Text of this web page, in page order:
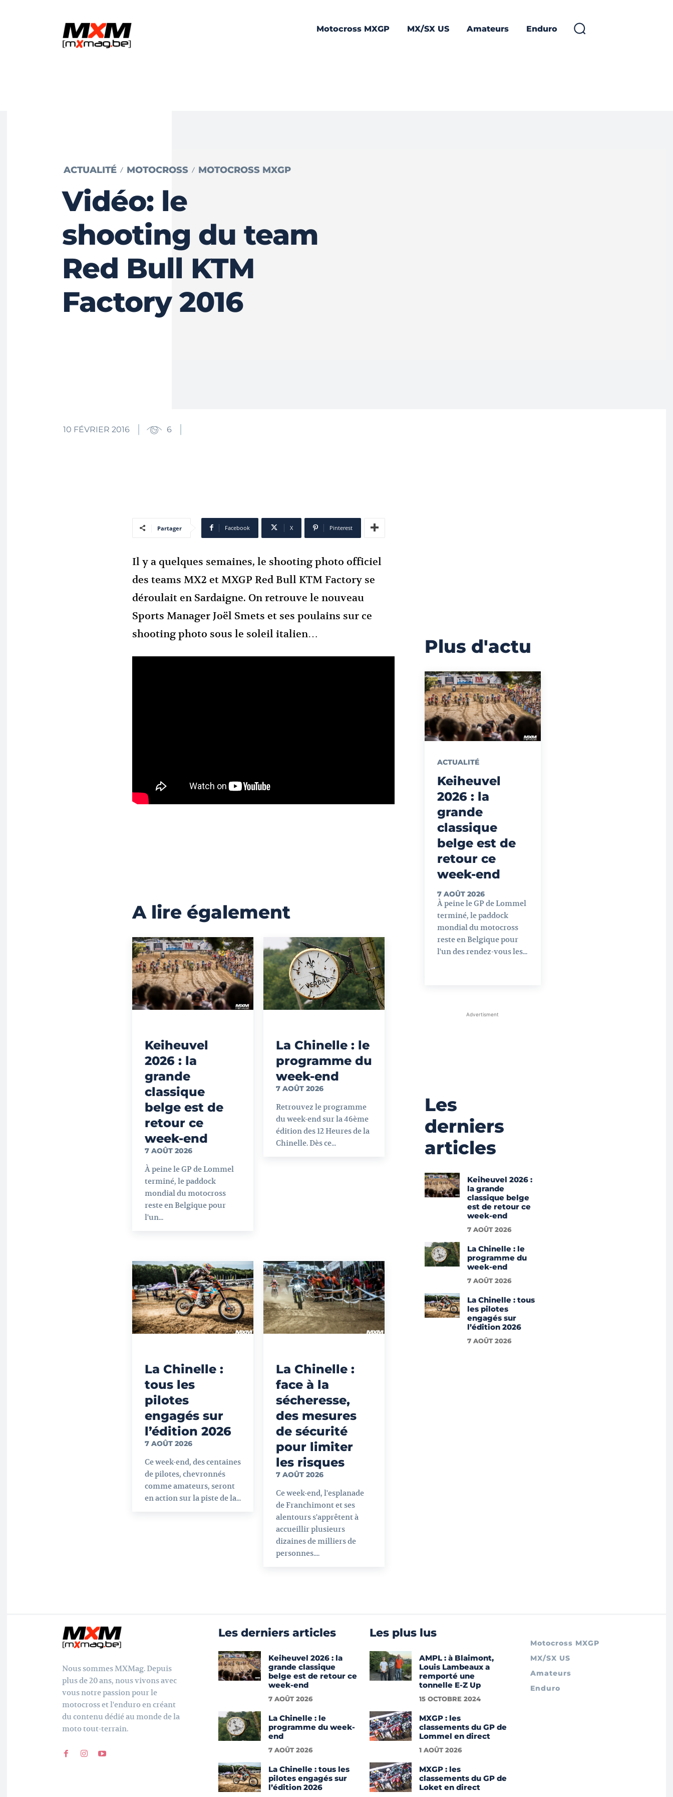
Motocross MXGP MX/SX US Amateurs Enduro
ACTUALITÉ MOTOCROSS MOTOCROSS MXGP
Vidéo: le
shooting du team
Red Bull KTM
Factory 2016
10 FÉVRIER 2016 6
Partager Facebook X Pinterest
Il y a quelques semaines, le shooting photo officiel
des teams MX2 et MXGP Red Bull KTM Factory se
déroulait en Sardaigne. On retrouve le nouveau
Sports Manager Joël Smets et ses poulains sur ce
shooting photo sous le soleil italien…
A lire également
Keiheuvel
2026 : la
grande
classique
belge est de
retour ce
week-end
7 AOÛT 2026
À peine le GP de Lommel
terminé, le paddock
mondial du motocross
reste en Belgique pour
l'un...
La Chinelle : le
programme du
week-end
7 AOÛT 2026
Retrouvez le programme
du week-end sur la 46ème
édition des 12 Heures de la
Chinelle. Dès ce...
La Chinelle :
tous les
pilotes
engagés sur
l’édition 2026
7 AOÛT 2026
Ce week-end, des centaines
de pilotes, chevronnés
comme amateurs, seront
en action sur la piste de la...
La Chinelle :
face à la
sécheresse,
des mesures
de sécurité
pour limiter
les risques
7 AOÛT 2026
Ce week-end, l'esplanade
de Franchimont et ses
alentours s'apprêtent à
accueillir plusieurs
dizaines de milliers de
personnes....
Plus d'actu
ACTUALITÉ
Keiheuvel
2026 : la
grande
classique
belge est de
retour ce
week-end
7 AOÛT 2026
À peine le GP de Lommel
terminé, le paddock
mondial du motocross
reste en Belgique pour
l'un des rendez-vous les...
Advertisment
Les
derniers
articles
Keiheuvel 2026 :
la grande
classique belge
est de retour ce
week-end
7 AOÛT 2026
La Chinelle : le
programme du
week-end
7 AOÛT 2026
La Chinelle : tous
les pilotes
engagés sur
l’édition 2026
7 AOÛT 2026
Nous sommes MXMag. Depuis
plus de 20 ans, nous vivons avec
vous notre passion pour le
motocross et l'enduro en créant
du contenu dédié au monde de la
moto tout-terrain.
Les derniers articles
Keiheuvel 2026 : la
grande classique
belge est de retour ce
week-end
7 AOÛT 2026
La Chinelle : le
programme du week-
end
7 AOÛT 2026
La Chinelle : tous les
pilotes engagés sur
l’édition 2026
Les plus lus
AMPL : à Blaimont,
Louis Lambeaux a
remporté une
tonnelle E-Z Up
15 OCTOBRE 2024
MXGP : les
classements du GP de
Lommel en direct
1 AOÛT 2026
MXGP : les
classements du GP de
Loket en direct
Motocross MXGP
MX/SX US
Amateurs
Enduro